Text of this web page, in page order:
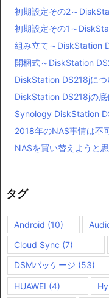
初期設定その2～
初期設定その1～
組み立て～DiskStation
開梱式～DiskStation
DiskStation DS218jにつ
DiskStation DS218jの
Synology DiskStation
2018年のNAS事情は不
NASを買い替えようと
タグ
Android (10)
Cloud Sync (7)
DSMパッケージ (53)
HUAWEI (4)